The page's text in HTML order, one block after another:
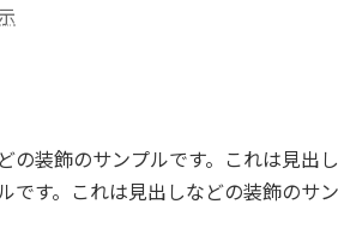
の装飾のサンプルです。これは見出
です。これは見出しなどの装飾のサン